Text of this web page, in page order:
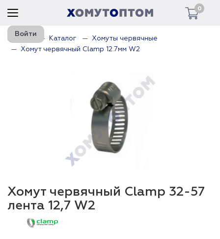
0
Войти
Главная Каталог
Хомуты червячные
Хомут червячный Clamp 12.7мм W2
Хомут червячный Clamp 32-57
лента 12,7 W2